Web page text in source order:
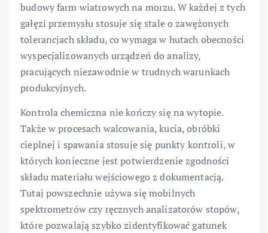
budowy farm wiatrowych na morzu. W każdej z tych
gałęzi przemysłu stosuje się stale o zawężonych
tolerancjach składu, co wymaga w hutach obecności
wyspecjalizowanych urządzeń do analizy,
pracujących niezawodnie w trudnych warunkach
produkcyjnych.
Kontrola chemiczna nie kończy się na wytopie.
Także w procesach walcowania, kucia, obróbki
cieplnej i spawania stosuje się punkty kontroli, w
których konieczne jest potwierdzenie zgodności
składu materiału wejściowego z dokumentacją.
Tutaj powszechnie używa się mobilnych
spektrometrów czy ręcznych analizatorów stopów,
które pozwalają szybko zidentyfikować gatunek